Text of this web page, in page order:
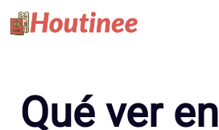
Saltar
al
Qué ver en